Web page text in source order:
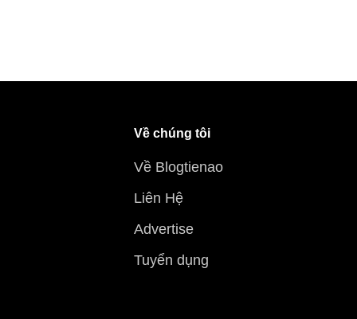
Về chúng tôi
Về Blogtienao
Liên Hệ
Advertise
Tuyển dụng